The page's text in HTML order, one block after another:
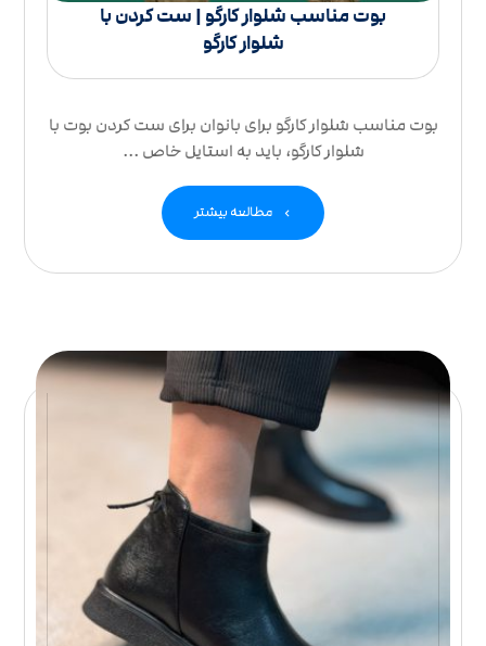
بوت مناسب شلوار کارگو | ست کردن با
شلوار کارگو
بوت مناسب شلوار کارگو برای بانوان برای ست کردن بوت با
شلوار کارگو، باید به استایل خاص ...
مطالعه بیشتر